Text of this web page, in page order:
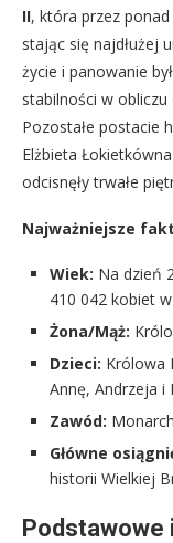
II, która przez
stając się najdłużej
życie i panowanie
stabilności w obliczu
Pozostałe postacie
Elżbieta
odcisnęły trwałe
Najważniejsze
Wiek: Na dzień
410 042 kobiet
Żona/Mąż:
Dzieci: Królowa
Annę, Andrzeja i
Zawód:
Główne
historii Wielkiej
Podstawowe